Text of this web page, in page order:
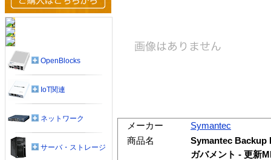
メーカー
Symantec
商品名
Symantec Backup
ガバメント - 更新
OpenBlocks
IoT関連
ネットワーク
サーバ・ストレージ